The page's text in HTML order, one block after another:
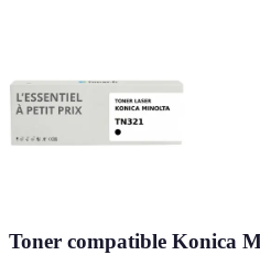
Toner compatible Konica